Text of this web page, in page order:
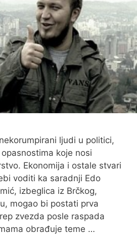
ljudi u politici,
koje nosi
Ekonomija i ostale stvari
voditi ka saradnji Edo
izbeglica iz Brčkog,
mogao bi postati prva
zvezda posle raspada
obrađuje teme …